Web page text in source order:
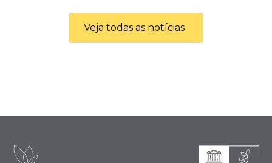
Veja todas as notícias